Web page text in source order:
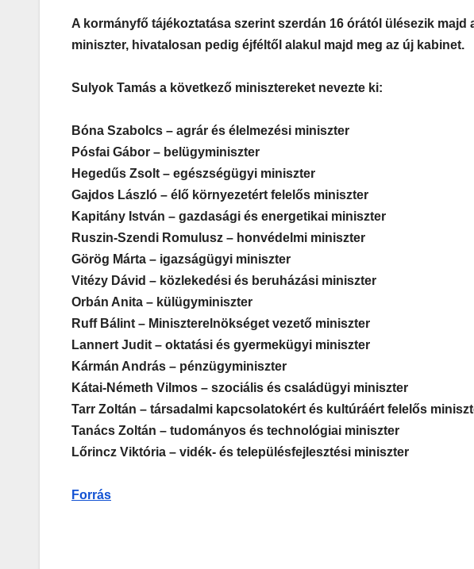
A kormányfő tájékoztatása szerint szerdán 16 órától ülésezik majd
miniszter, hivatalosan pedig éjféltől alakul majd meg az új kabinet.
Sulyok Tamás a következő minisztereket nevezte ki:
Bóna Szabolcs – agrár és élelmezési miniszter
Pósfai Gábor – belügyminiszter
Hegedűs Zsolt – egészségügyi miniszter
Gajdos László – élő környezetért felelős miniszter
Kapitány István – gazdasági és energetikai miniszter
Ruszin-Szendi Romulusz – honvédelmi miniszter
Görög Márta – igazságügyi miniszter
Vitézy Dávid – közlekedési és beruházási miniszter
Orbán Anita – külügyminiszter
Ruff Bálint – Miniszterelnökséget vezető miniszter
Lannert Judit – oktatási és gyermekügyi miniszter
Kármán András – pénzügyminiszter
Kátai-Németh Vilmos – szociális és családügyi miniszter
Tarr Zoltán – társadalmi kapcsolatokért és kultúráért felelős
Tanács Zoltán – tudományos és technológiai miniszter
Lőrincz Viktória – vidék- és településfejlesztési miniszter
Forrás